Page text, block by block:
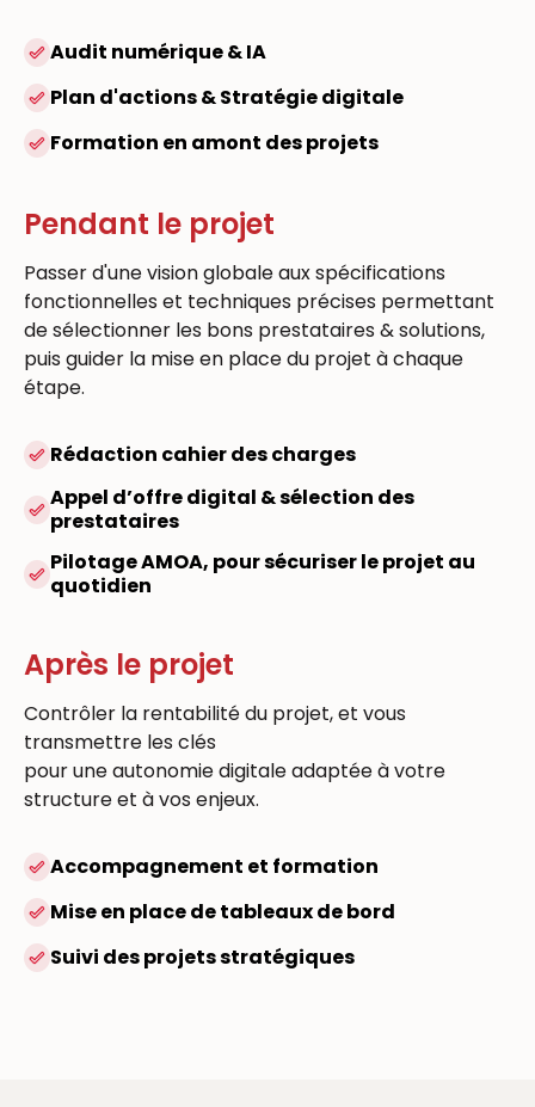
Audit numérique & IA
Plan d'actions & Stratégie digitale
Formation en amont des projets
Pendant le projet
Passer d'une vision globale aux spécifications
fonctionnelles et techniques précises permettant
de sélectionner les bons prestataires & solutions,
puis guider la mise en place du projet à chaque
étape.
Rédaction cahier des charges
Appel d’offre digital & sélection des
prestataires
Pilotage AMOA, pour sécuriser le projet au
quotidien
Après le projet
Contrôler la rentabilité du projet, et vous
transmettre les clés
pour une autonomie digitale adaptée à votre
structure et à vos enjeux.
Accompagnement et formation
Mise en place de tableaux de bord
Suivi des projets stratégiques